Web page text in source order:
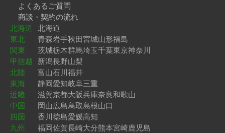
よくあるご質問
商談・契約の流れ
北海道 北海道
東北
青森岩手秋田宮城山形福島
関東
茨城栃木群馬埼玉千葉東京神奈川
甲信越 新潟長野山梨
北陸
富山石川福井
東海
静岡愛知岐阜三重
近畿
滋賀京都大阪兵庫奈良和歌山
中国
岡山広島鳥取島根山口
四国
香川徳島愛媛高知
九州
福岡佐賀長崎大分熊本宮崎鹿児島